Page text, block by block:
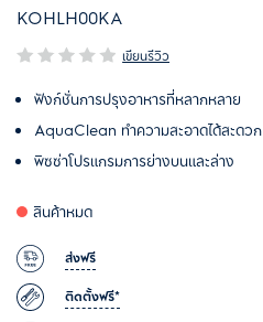
KOHLH00KA
เขียนรีวิว
ฟังก์ชั่นการปรุงอาหารที่หลากหลาย
AquaClean ทำความสะอาดได้สะดวก
พิซซ่าโปรแกรมการย่างบนและล่าง
สินค้าหมด
ส่งฟรี
ติดตั้งฟรี*